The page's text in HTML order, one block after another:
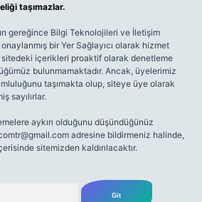
taşımazlar.
gereğince Bilgi Teknolojileri ve İletişim
bir Yer Sağlayıcı olarak hizmet
içerikleri proaktif olarak denetleme
bulunmamaktadır. Ancak, üyelerimiz
taşımakta olup, siteye üye olarak
sayılırlar.
aykırı olduğunu düşündüğünüz
adresine bildirmeniz halinde,
sitemizden kaldırılacaktır.